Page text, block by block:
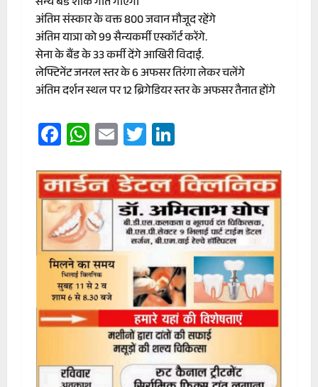
अंतिम संस्कार के वक्त 800 जवान मौजूद रहेंगे
अंतिम यात्रा को 99 सैन्यकर्मी एस्कॉर्ट करेंगे.
सेना के बैंड के 33 कर्मी देंगे आखिरी विदाई.
लेफ्टिनेंट जनरल स्तर के 6 अफसर तिरंगा लेकर चलेंगे
अंतिम दर्शन स्थल पर 12 ब्रिगेडियर स्तर के अफसर तैनात होंगे
Facebook
WhatsApp
EmailTwitter